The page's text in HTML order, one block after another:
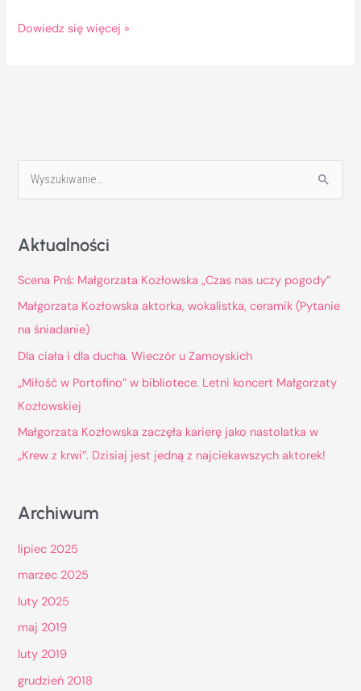
Dowiedz się więcej »
k
a
j
:
Aktualności
Scena Pnś: Małgorzata Kozłowska „Czas nas uczy pogody”
Małgorzata Kozłowska aktorka, wokalistka, ceramik (Pytanie
na śniadanie)
Dla ciała i dla ducha. Wieczór u Zamoyskich
„Miłość w Portofino” w bibliotece. Letni koncert Małgorzaty
Kozłowskiej
Małgorzata Kozłowska zaczęła karierę jako nastolatka w
„Krew z krwi”. Dzisiaj jest jedną z najciekawszych aktorek!
Archiwum
lipiec 2025
marzec 2025
luty 2025
maj 2019
luty 2019
grudzień 2018